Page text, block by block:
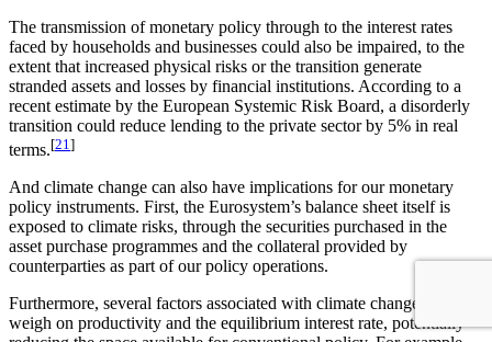
The transmission of monetary policy through to the interest rates
faced by households and businesses could also be impaired, to the
extent that increased physical risks or the transition generate
stranded assets and losses by financial institutions. According to a
recent estimate by the European Systemic Risk Board, a disorderly
transition could reduce lending to the private sector by 5% in real
terms.[21 ]
And climate change can also have implications for our monetary
policy instruments. First, the Eurosystem’s balance sheet itself is
exposed to climate risks, through the securities purchased in the
asset purchase programmes and the collateral provided by
counterparties as part of our policy operations.
Furthermore, several factors associated with climate change may
weigh on productivity and the equilibrium interest rate, potentially